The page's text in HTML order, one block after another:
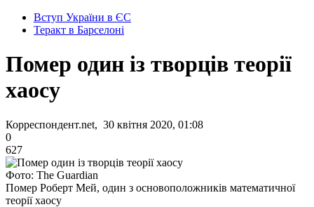
Вступ України в ЄС
Теракт в Барселоні
Помер один із творців теорії
хаосу
Корреспондент.net, 30 квітня 2020, 01:08
0
627
Фото: The Guardian
Помер Роберт Мей, один з основоположників математичної
теорії хаосу